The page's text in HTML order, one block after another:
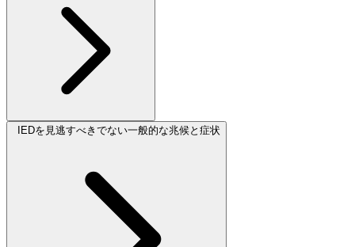
IEDを見逃すべきでない一般的な兆候と症状